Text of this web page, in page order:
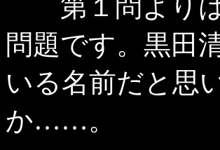
第１問よりは
問題です。黒田
いる名前だと思
か……。